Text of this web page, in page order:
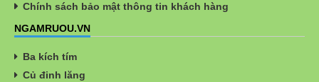
Chính sách bảo mật thông tin khách hàng
NGAMRUOU.VN
Ba kích tím
Củ đinh lăng